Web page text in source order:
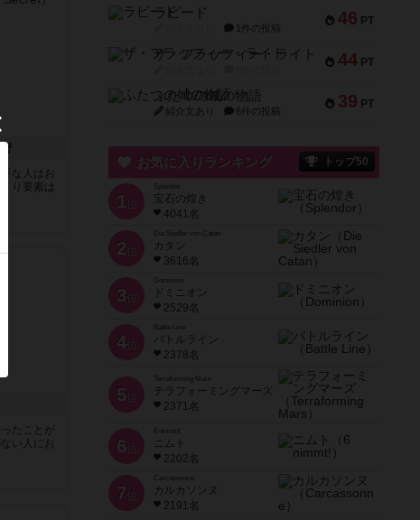
な人はお
り要素は
たことが
い人にお
46 PT
ラピード
1件の投稿
44 PT
ザ・フラッフィー・ライト
39 PT
ふたつの城の物語
紹介文あり 6件の投稿
お気に入りランキング トップ50
1 位
宝石の煌き
4041名
2 位
Die Siedler von Catan
カタン
3616名
3 位
ドミニオン
2529名
4位
Battle Line
バトルライン
2378名
5 位
Terraforming Mars
テラフォーミングマーズ
2371名
6 位
ニムト
2202名
7 位
Carcassonne
カルカソンヌ
2191名